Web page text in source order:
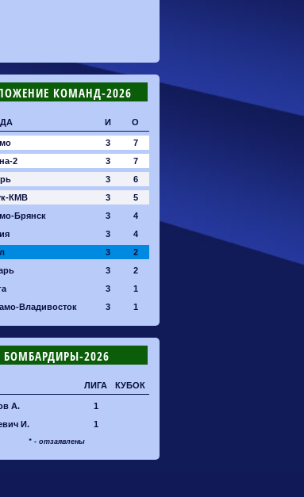
КОМАНД-2026
И О
3
7
2
3
7
3
6
КМВ
3
5
Брянск
3
4
3
4
3
2
3
2
3
1
Владивосток
3 1
БОМБАРДИРЫ-2026
ЛИГА КУБОК
А.
1
И.
1
* - отзаявлены